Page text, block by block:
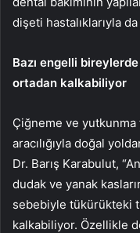
dişeti hastalıklarıyla
Bazı engelli
ortadan kalkabiliyor
Çiğneme ve
aracılığıyla doğal
Dr. Barış Karabulut,
dudak ve yanak
sebebiyle tükürükteki
kalkabiliyor. Özellikle